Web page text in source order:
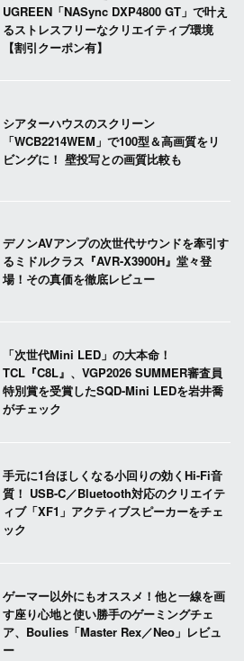
UGREEN「NASync DXP4800 GT」で叶え
るストレスフリーなクリエイティブ環境
【割引クーポン有】
シアターハウスのスクリーン
「WCB2214WEM」で100型＆高画質をリ
ビングに！ 壁投写との画質比較も
デノンAVアンプの次世代サウンドを牽引す
るミドルクラス『AVR-X3900H』堂々登
場！その真価を徹底レビュー
「次世代Mini LED」の大本命！
TCL『C8L』、VGP2026 SUMMER審査員
特別賞を受賞したSQD-Mini LEDを岩井喬
がチェック
手元に1台ほしくなる小回りの効くHi-Fi音
質！ USB-C／Bluetooth対応のクリエイテ
ィブ「XF1」アクティブスピーカーをチェ
ック
ゲーマー以外にもオススメ！他と一線を画
す座り心地と使い勝手のゲーミングチェ
ア、Boulies「Master Rex／Neo」レビュ
ー